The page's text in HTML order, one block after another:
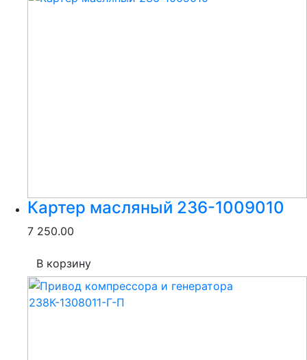
Картер масляный 236-1009010
7 250.00
В корзину